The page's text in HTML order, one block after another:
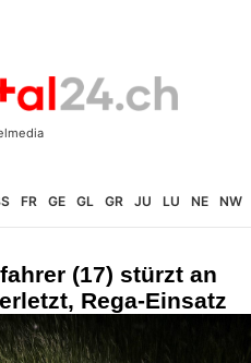
FR GE GL GR JU LU NE NW
(17) stürzt an
Rega-Einsatz